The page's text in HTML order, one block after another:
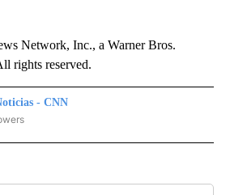
Network, Inc., a Warner Bros.
rights reserved.
- CNN
- CNN" TO RECEIVE NOTIFICATIONS ABOUT